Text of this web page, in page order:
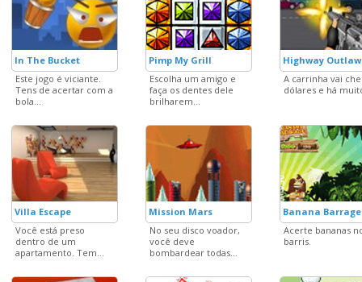
In The Bucket
Este jogo é viciante.
Tens de acertar com a
bola...
Pimp My Grill
Escolha um amigo e
faça os dentes dele
brilharem...
Highway
A carrinha vai
dólares e há
Villa Escape
Você está preso
dentro de um
apartamento. Tem...
Mission Mars
No seu disco voador,
você deve
bombardear todas...
Banana Barrage
Acerte bananas
barris.